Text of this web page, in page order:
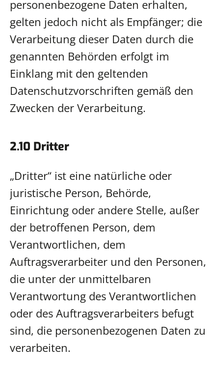
personenbezogene Daten erhalten,
gelten jedoch nicht als Empfänger; die
Verarbeitung dieser Daten durch die
genannten Behörden erfolgt im
Einklang mit den geltenden
Datenschutzvorschriften gemäß den
Zwecken der Verarbeitung.
2.10 Dritter
„Dritter“ ist eine natürliche oder
juristische Person, Behörde,
Einrichtung oder andere Stelle, außer
der betroffenen Person, dem
Verantwortlichen, dem
Auftragsverarbeiter und den Personen,
die unter der unmittelbaren
Verantwortung des Verantwortlichen
oder des Auftragsverarbeiters befugt
sind, die personenbezogenen Daten zu
verarbeiten.